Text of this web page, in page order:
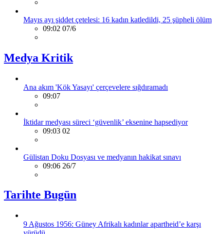
Mayıs ayı şiddet çetelesi: 16 kadın katledildi, 25 şüpheli ölüm
09:02 07/6
Medya Kritik
Ana akım 'Kök Yasayı' çerçevelere sığdıramadı
09:07
İktidar medyası süreci ‘güvenlik’ eksenine hapsediyor
09:03 02
Gülistan Doku Dosyası ve medyanın hakikat sınavı
09:06 26/7
Tarihte Bugün
9 Ağustos 1956: Güney Afrikalı kadınlar apartheid’e karşı